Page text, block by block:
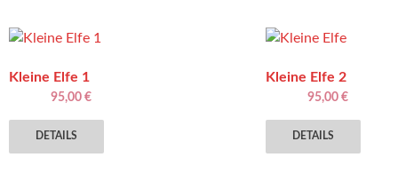
Kleine Elfe 1
95,00 €
DETAILS
Kleine Elfe 2
95,00 €
DETAILS